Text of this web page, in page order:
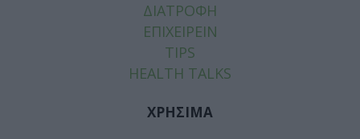
ΔΙΑΤΡΟΦΗ
ΕΠΙΧΕΙΡΕΙΝ
TIPS
HEALTH TALKS
ΧΡΗΣΙΜΑ